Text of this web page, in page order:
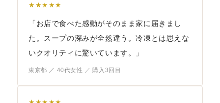
★★★★★
「お店で食べた感動がそのまま家に届きまし
た。スープの深みが全然違う。冷凍とは思えな
いクオリティに驚いています。」
東京都 ／ 40代女性 ／ 購入3回目